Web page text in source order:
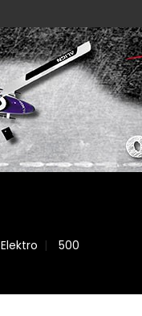
Elektro 500